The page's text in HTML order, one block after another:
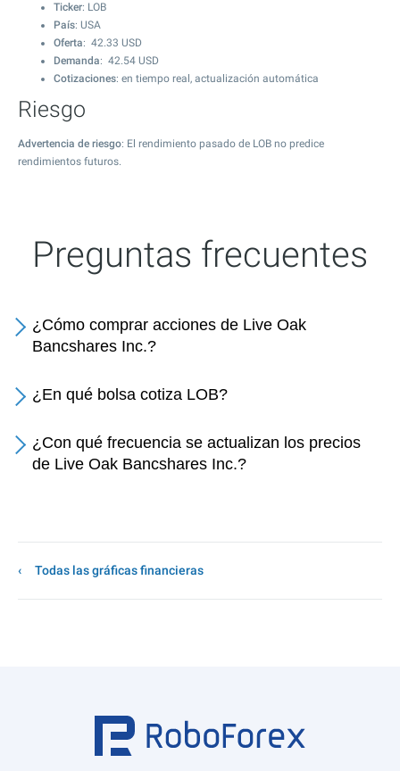
Ticker: LOB
País: USA
Oferta: 42.33 USD
Demanda: 42.54 USD
Cotizaciones: en tiempo real, actualización automática
Riesgo
Advertencia de riesgo: El rendimiento pasado de LOB no predice
rendimientos futuros.
Preguntas frecuentes
¿Cómo comprar acciones de Live Oak
Bancshares Inc.?
¿En qué bolsa cotiza LOB?
¿Con qué frecuencia se actualizan los precios
de Live Oak Bancshares Inc.?
Todas las gráficas financieras